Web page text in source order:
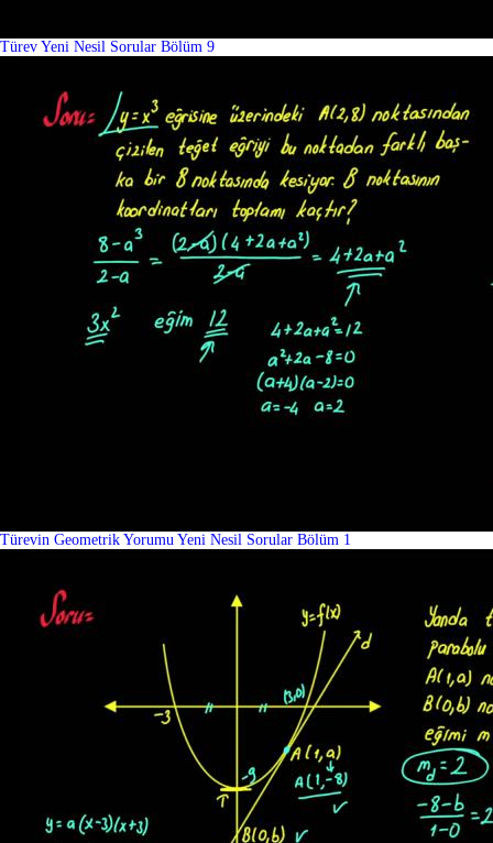
Türev Yeni Nesil Sorular Bölüm 9
Türevin Geometrik Yorumu Yeni Nesil Sorular Bölüm 1